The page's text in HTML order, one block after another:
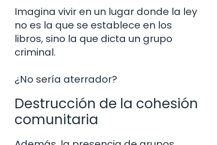
Imagina vivir en un lugar donde la ley
no es la que se establece en los
libros, sino la que dicta un grupo
criminal.
¿No sería aterrador?
Destrucción de la cohesión
comunitaria